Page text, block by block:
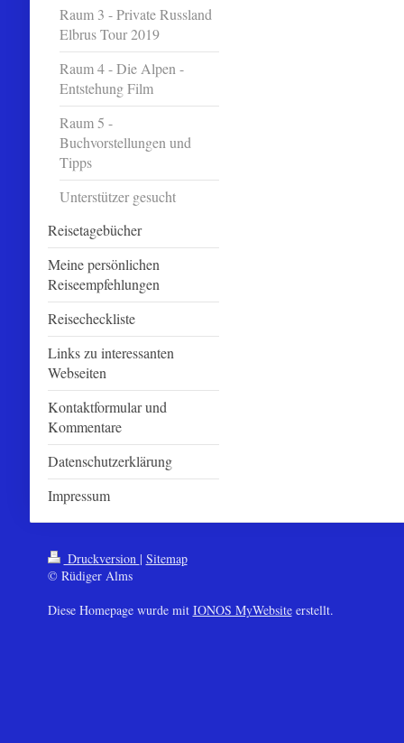
Raum 3 - Private Russland
Elbrus Tour 2019
Raum 4 - Die Alpen -
Entstehung Film
Raum 5 -
Buchvorstellungen und
Tipps
Unterstützer gesucht
Reisetagebücher
Meine persönlichen
Reiseempfehlungen
Reisecheckliste
Links zu interessanten
Webseiten
Kontaktformular und
Kommentare
Datenschutzerklärung
Impressum
Druckversion | Sitemap
© Rüdiger Alms
Diese Homepage wurde mit IONOS MyWebsiteerstellt.